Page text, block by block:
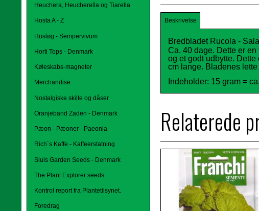
Heuchera, Heucherella og Tiarella
Hosta A - Z
Husløg - Sempervivum
Horti Tops - Denmark
Køleskabs-magneter
Merchandise
Nostalgiske skilte og dåser
Oranjeband Zaden - Denmark
Pæon - Pæoner - Paeonia
Rich´s Kaffe - Kaffeerstatning
Sluis Garden Seeds - Denmark
The Plant Explorer seeds
Kontrol report fra Plantetilsynet.
Foredrag
Beskrivelse
Bredbladet Rucola -
Ca. 40 dage. Dette er
og et godt udbytte.
cm lange. Bladenes
Indeholder: 15 gram =
Relaterede